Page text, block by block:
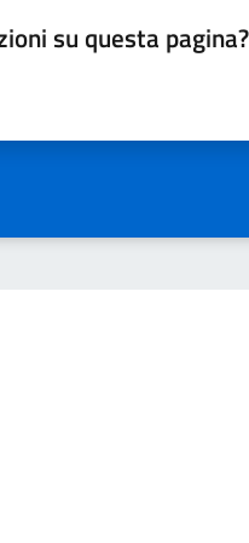
su questa pagina?